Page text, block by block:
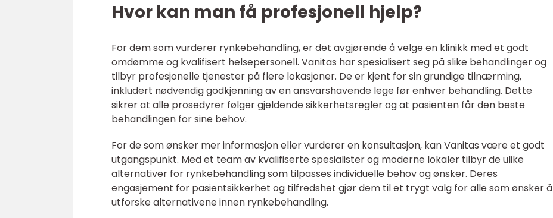
Hvor kan man få profesjonell hjelp?
For dem som vurderer rynkebehandling, er det avgjørende å velge en klinikk med et godt
omdømme og kvalifisert helsepersonell. Vanitas har spesialisert seg på slike behandlinger og
tilbyr profesjonelle tjenester på flere lokasjoner. De er kjent for sin grundige tilnærming,
inkludert nødvendig godkjenning av en ansvarshavende lege før enhver behandling. Dette
sikrer at alle prosedyrer følger gjeldende sikkerhetsregler og at pasienten får den beste
behandlingen for sine behov.
For de som ønsker mer informasjon eller vurderer en konsultasjon, kan Vanitas være et godt
utgangspunkt. Med et team av kvalifiserte spesialister og moderne lokaler tilbyr de ulike
alternativer for rynkebehandling som tilpasses individuelle behov og ønsker. Deres
engasjement for pasientsikkerhet og tilfredshet gjør dem til et trygt valg for alle som ønsker å
utforske alternativene innen rynkebehandling.